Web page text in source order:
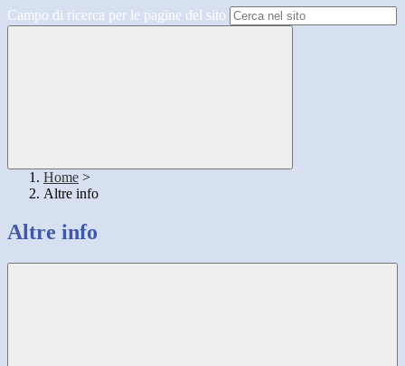
Campo di ricerca per le pagine del sito
Home >
Altre info
Altre info